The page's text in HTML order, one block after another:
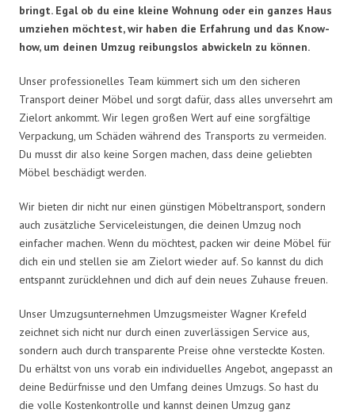
bringt. Egal ob du eine kleine Wohnung oder ein ganzes Haus
umziehen möchtest, wir haben die Erfahrung und das Know-
how, um deinen Umzug reibungslos abwickeln zu können.
Unser professionelles Team kümmert sich um den sicheren
Transport deiner Möbel und sorgt dafür, dass alles unversehrt am
Zielort ankommt. Wir legen großen Wert auf eine sorgfältige
Verpackung, um Schäden während des Transports zu vermeiden.
Du musst dir also keine Sorgen machen, dass deine geliebten
Möbel beschädigt werden.
Wir bieten dir nicht nur einen günstigen Möbeltransport, sondern
auch zusätzliche Serviceleistungen, die deinen Umzug noch
einfacher machen. Wenn du möchtest, packen wir deine Möbel für
dich ein und stellen sie am Zielort wieder auf. So kannst du dich
entspannt zurücklehnen und dich auf dein neues Zuhause freuen.
Unser Umzugsunternehmen Umzugsmeister Wagner Krefeld
zeichnet sich nicht nur durch einen zuverlässigen Service aus,
sondern auch durch transparente Preise ohne versteckte Kosten.
Du erhältst von uns vorab ein individuelles Angebot, angepasst an
deine Bedürfnisse und den Umfang deines Umzugs. So hast du
die volle Kostenkontrolle und kannst deinen Umzug ganz